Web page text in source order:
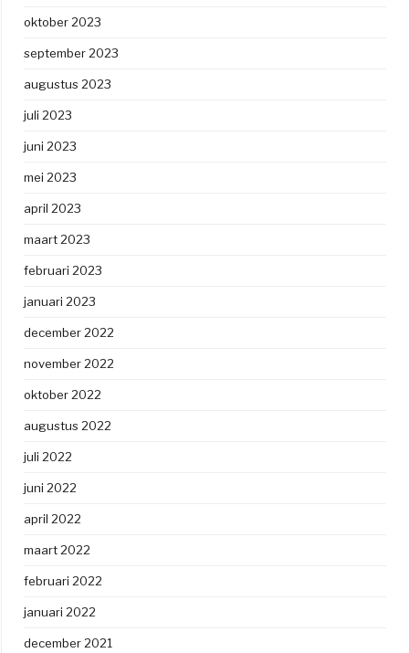
oktober 2023
september 2023
augustus 2023
juli 2023
juni 2023
mei 2023
april 2023
maart 2023
februari 2023
januari 2023
december 2022
november 2022
oktober 2022
augustus 2022
juli 2022
juni 2022
april 2022
maart 2022
februari 2022
januari 2022
december 2021